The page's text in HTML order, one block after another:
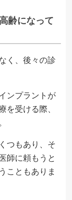
齢になって
く、後々の診
ンプラントが
受ける際、
つもあり、そ
師に頼もうと
こともありま